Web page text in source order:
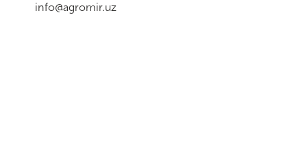
info@agromir.uz